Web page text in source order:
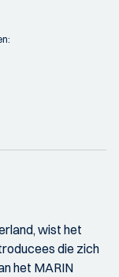
wist het
die zich
het MARIN